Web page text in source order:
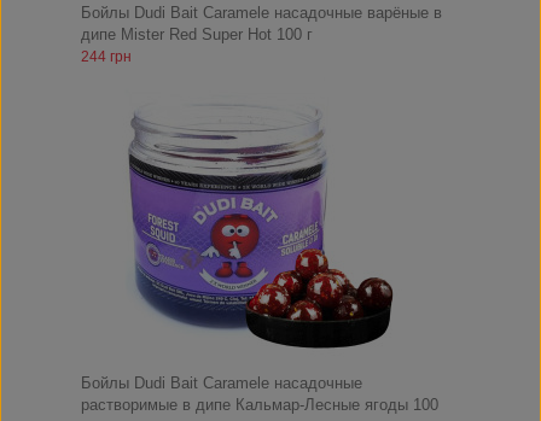
Бойлы Dudi Bait Caramele насадочные варёные в
дипе Mister Red Super Hot 100 г
244 грн
Бойлы Dudi Bait Caramele насадочные
растворимые в дипе Кальмар-Лесные ягоды 100